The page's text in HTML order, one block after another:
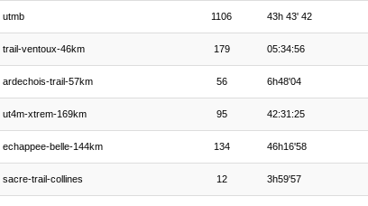
utmb 1106 43h 43' 42
trail-ventoux-46km 179 05:34:56
ardechois-trail-57km 56 6h48'04
ut4m-xtrem-169km 95 42:31:25
echappee-belle-144km 134 46h16'58
sacre-trail-collines 12 3h59'57